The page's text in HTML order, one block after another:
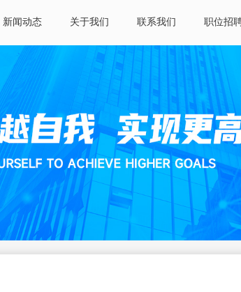
新闻动态 关于我们 联系我们 职位招